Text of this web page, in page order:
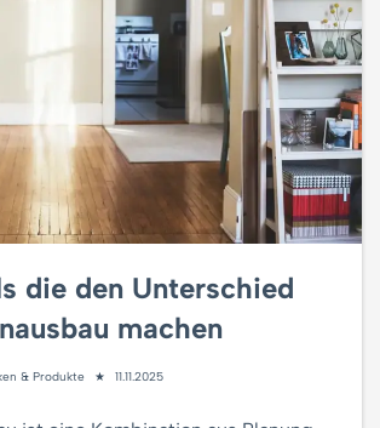
die den Unterschied
machen
& Produkte 11.11.2025